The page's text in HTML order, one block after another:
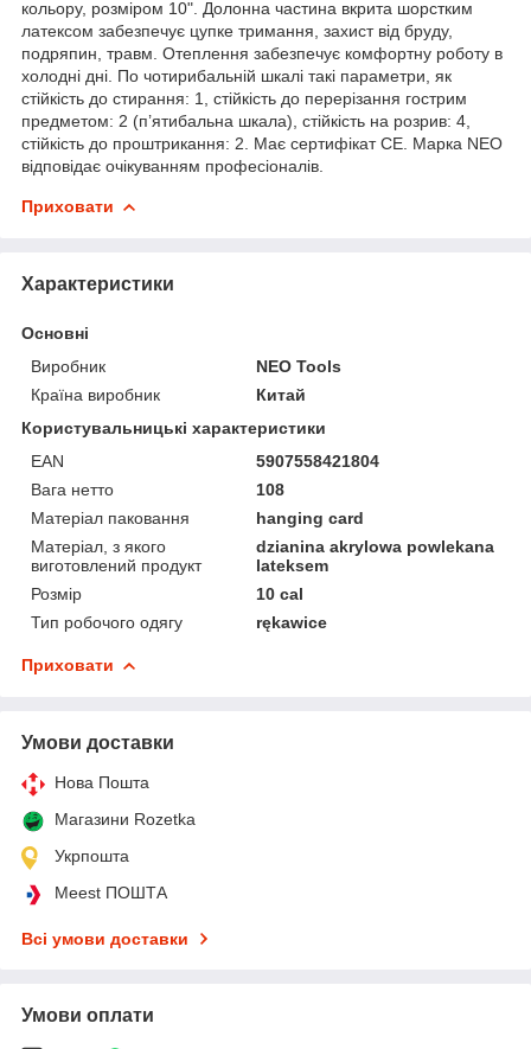
кольору, розміром 10". Долонна частина вкрита шорстким
латексом забезпечує цупке тримання, захист від бруду,
подряпин, травм. Отеплення забезпечує комфортну роботу в
холодні дні. По чотирибальній шкалі такі параметри, як
стійкість до стирання: 1, стійкість до перерізання гострим
предметом: 2 (п’ятибальна шкала), стійкість на розрив: 4,
стійкість до проштрикання: 2. Має сертифікат CE. Марка NEO
відповідає очікуванням професіоналів.
Приховати
Характеристики
Основні
Виробник
NEO Tools
Країна виробник
Китай
Користувальницькі характеристики
EAN
5907558421804
Вага нетто
108
Матеріал паковання
hanging card
Матеріал, з якого
виготовлений продукт
dzianina akrylowa powlekana
lateksem
Розмір
10 cal
Тип робочого одягу
rękawice
Приховати
Умови доставки
Нова Пошта
Магазини Rozetka
Укрпошта
Meest ПОШТА
Всі умови доставки
Умови оплати